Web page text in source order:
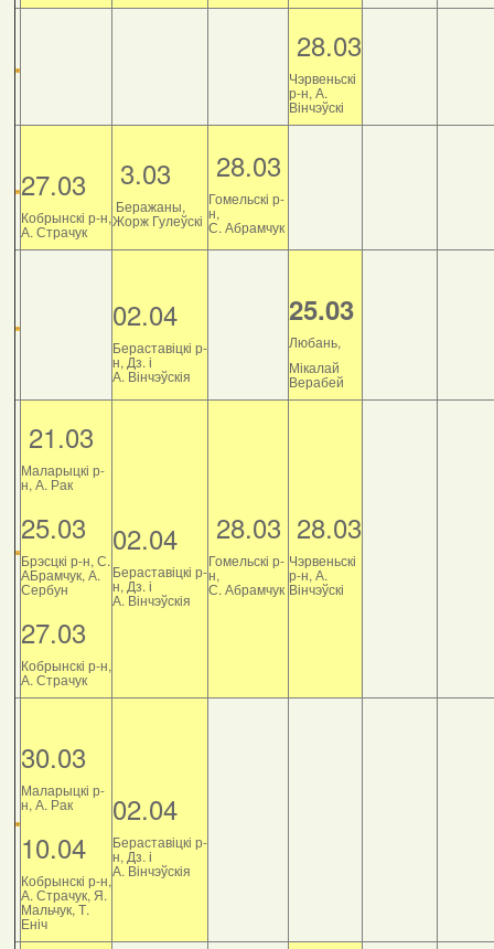
28.03
Чэрвеньскі
р-н, А.
Вінчэўскі
27.03
Кобрынскі р-н,
А. Страчук
3.03
Беражаны,
Жорж Гулеўскі
28.03
Гомельскі р-
н,
С. Абрамчук
02.04
Бераставіцкі р-
н, Дз. і
А. Вінчэўскія
25.03
Любань,
Мікалай
Верабей
21.03
Маларыцкі р-
н, А. Рак
25.03
Брэсцкі р-н, С.
АБрамчук, А.
Сербун
27.03
Кобрынскі р-н,
А. Страчук
02.04
Бераставіцкі р-
н, Дз. і
А. Вінчэўскія
28.03
Гомельскі р-
н,
С. Абрамчук
28.03
Чэрвеньскі
р-н, А.
Вінчэўскі
30.03
Маларыцкі р-
н, А. Рак
10.04
Кобрынскі р-н,
А. Страчук, Я.
Мальчук, Т.
Еніч
02.04
Бераставіцкі р-
н, Дз. і
А. Вінчэўскія